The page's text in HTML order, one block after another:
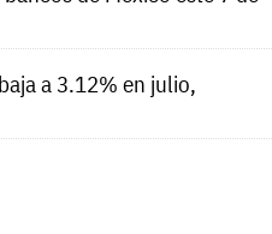
a 3.12% en julio,